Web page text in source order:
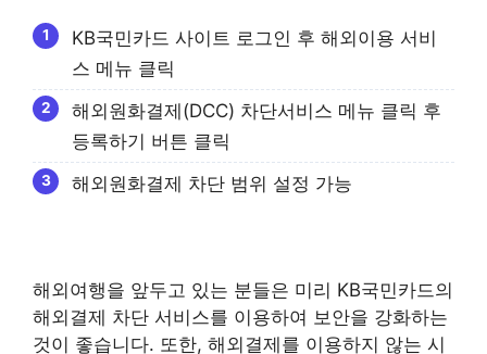
KB국민카드 사이트 로그인 후 해외이용 서비
스 메뉴 클릭
해외원화결제(DCC) 차단서비스 메뉴 클릭 후
등록하기 버튼 클릭
해외원화결제 차단 범위 설정 가능
해외여행을 앞두고 있는 분들은 미리 KB국민카드의
해외결제 차단 서비스를 이용하여 보안을 강화하는
것이 좋습니다. 또한, 해외결제를 이용하지 않는 시